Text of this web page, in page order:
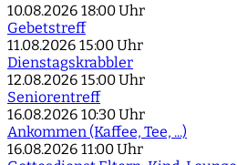
10.08.2026 18:00 Uhr
Gebetstreff
11.08.2026 15:00 Uhr
Dienstagskrabbler
12.08.2026 15:00 Uhr
Seniorentreff
16.08.2026 10:30 Uhr
Ankommen (Kaffee, Tee, ...)
16.08.2026 11:00 Uhr